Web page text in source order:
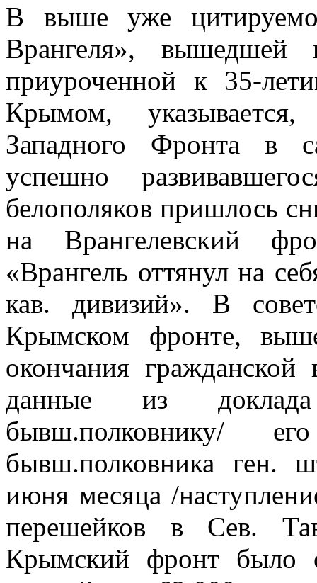
В выше уже
Врангеля»,
приуроченной к 35-
Крымом,
Западного Фронта в
успешно
белополяков пришлось
на Врангелевский
«Врангель оттянул на
кав. дивизий». В
Крымском фронте,
окончания
данные из
бывш.полковнику/
бывш.полковника ген.
июня месяца /
перешейков в Сев.
Крымский фронт было